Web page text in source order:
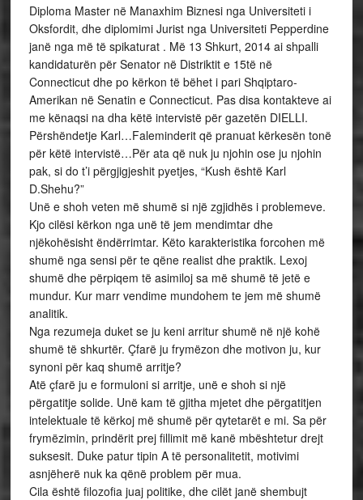
Diploma Master në Manaxhim Biznesi nga Universiteti i
Oksfordit, dhe diplomimi Jurist nga Universiteti Pepperdine
janë nga më të spikaturat . Më 13 Shkurt, 2014 ai shpalli
kandidaturën për Senator në Distriktit e 15të në
Connecticut dhe po kërkon të bëhet i pari Shqiptaro-
Amerikan në Senatin e Connecticut. Pas disa kontakteve ai
me kënaqsi na dha këtë intervistë për gazetën DIELLI.
Përshëndetje Karl…Faleminderit që pranuat kërkesën tonë
për këtë intervistë…Për ata që nuk ju njohin ose ju njohin
pak, si do t’i përgjigjeshit pyetjes, “Kush është Karl
D.Shehu?”
Unë e shoh veten më shumë si një zgjidhës i problemeve.
Kjo cilësi kërkon nga unë të jem mendimtar dhe
njëkohësisht ëndërrimtar. Këto karakteristika forcohen më
shumë nga sensi për te qëne realist dhe praktik. Lexoj
shumë dhe përpiqem të asimiloj sa më shumë të jetë e
mundur. Kur marr vendime mundohem te jem më shumë
analitik.
Nga rezumeja duket se ju keni arritur shumë në një kohë
shumë të shkurtër. Çfarë ju frymëzon dhe motivon ju, kur
synoni për kaq shumë arritje?
Atë çfarë ju e formuloni si arritje, unë e shoh si një
përgatitje solide. Unë kam të gjitha mjetet dhe përgatitjen
intelektuale të kërkoj më shumë për qytetarët e mi. Sa për
frymëzimin, prindërit prej fillimit më kanë mbështetur drejt
suksesit. Duke patur tipin A të personalitetit, motivimi
asnjëherë nuk ka qënë problem për mua.
Cila është filozofia juaj politike, dhe cilët janë shembujt